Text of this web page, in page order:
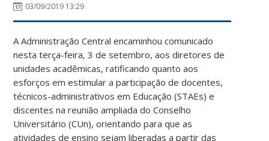
03/09/2019 13:29
A Administração Central encaminhou comunicado
nesta terça-feira, 3 de setembro, aos diretores de
unidades acadêmicas, ratificando quanto aos
esforços em estimular a participação de docentes,
técnicos-administrativos em Educação (STAEs) e
discentes na reunião ampliada do Conselho
Universitário (CUn), orientando para que as
atividades de ensino sejam liberadas a partir das